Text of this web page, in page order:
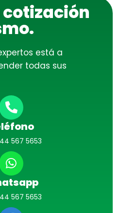
está a
todas sus
567 5653
567 5653